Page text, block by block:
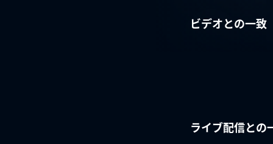
ビデオとの一致
ライブ配信との